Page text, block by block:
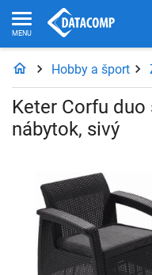
Hobby a šport
Keter Corfu duo
nábytok, sivý